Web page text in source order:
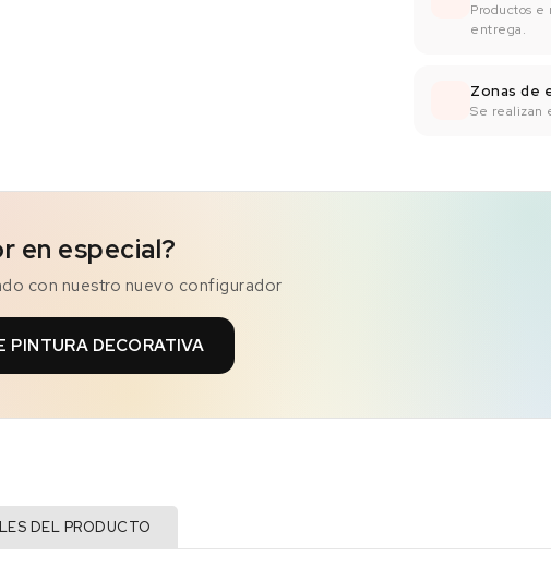
Productos
entrega.
Zonas de
Se realizan
en especial?
con nuestro nuevo configurador
PINTURA DECORATIVA
DEL PRODUCTO